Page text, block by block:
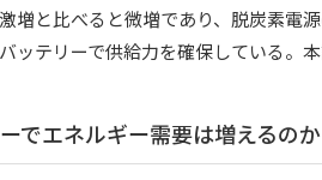
増と比べると微増であり、脱炭素電
ッテリーで供給力を確保している。
でエネルギー需要は増えるのか